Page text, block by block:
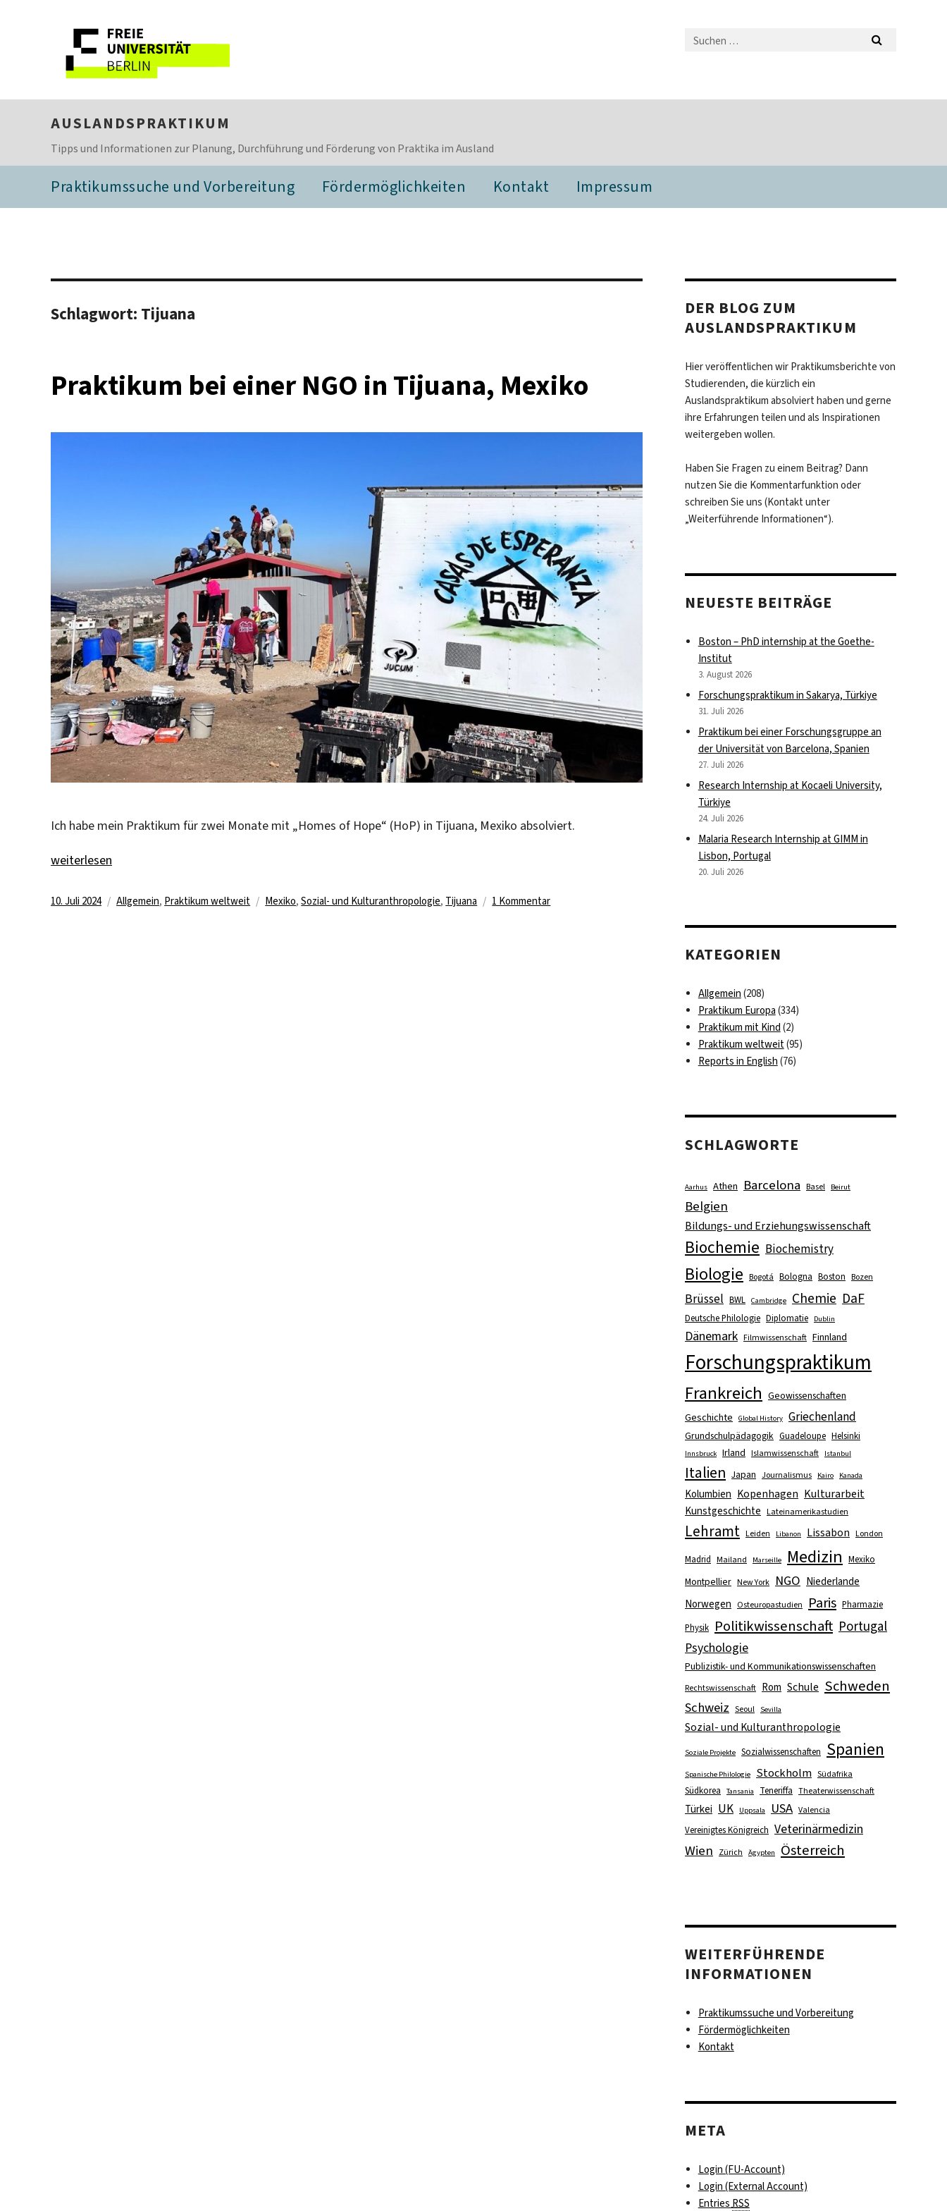
AUSLANDSPRAKTIKUM
Tipps und Informationen zur Planung, Durchführung und Förderung von Praktika im Ausland
Praktikumssuche und Vorbereitung Fördermöglichkeiten Kontakt Impressum
Schlagwort: Tijuana
Praktikum bei einer NGO in Tijuana, Mexiko
Ich habe mein Praktikum für zwei Monate mit „Homes of Hope“ (HoP) in Tijuana, Mexiko absolviert.
„Praktikum bei einer NGO in Tijuana, Mexiko“
weiterlesen
Veröffentlicht
10. Juli 2024 Kategorien
Allgemein, Praktikum weltweit Schlagwörter
Mexiko,Sozial- und Kulturanthropologie, Tijuana 1 Kommentarzu
DER BLOG ZUM
AUSLANDSPRAKTIKUM
Hier veröffentlichen wir Praktikumsberichte von
Studierenden, die kürzlich ein
Auslandspraktikum absolviert haben und gerne
ihre Erfahrungen teilen und als Inspirationen
weitergeben wollen.
Haben Sie Fragen zu einem Beitrag? Dann
nutzen Sie die Kommentarfunktion oder
schreiben Sie uns (Kontakt unter
„Weiterführende Informationen“).
NEUESTE BEITRÄGE
Boston – PhD internship at the Goethe-
Institut
3. August 2026
Forschungspraktikum in Sakarya, Türkiye
31. Juli 2026
Praktikum bei einer Forschungsgruppe an
der Universität von Barcelona, Spanien
27. Juli 2026
Research Internship at Kocaeli University,
Türkiye
24. Juli 2026
Malaria Research Internship at GIMM in
Lisbon, Portugal
20. Juli 2026
KATEGORIEN
Allgemein (208)
Praktikum Europa (334)
Praktikum mit Kind (2)
Praktikum weltweit(95)
Reports in English (76)
SCHLAGWORTE
Aarhus Athen Barcelona Basel Beirut
Belgien
Bildungs- und Erziehungswissenschaft
Biochemie Biochemistry
Biologie Bogotá Bologna Boston Bozen
Brüssel BWL Cambridge Chemie DaF
Deutsche Philologie Diplomatie Dublin
Dänemark Filmwissenschaft Finnland
Forschungspraktikum
Frankreich Geowissenschaften
Geschichte Global History Griechenland
Grundschulpädagogik Guadeloupe Helsinki
Innsbruck Irland Islamwissenschaft Istanbul
Italien Japan Journalismus Kairo Kanada
Kolumbien Kopenhagen Kulturarbeit
Kunstgeschichte Lateinamerikastudien
Lehramt Leiden Libanon Lissabon London
Madrid Mailand Marseille Medizin Mexiko
Montpellier New York NGO Niederlande
Norwegen
Osteuropastudien Paris Pharmazie
Physik Politikwissenschaft Portugal
Psychologie
Publizistik- und Kommunikationswissenschaften
Rechtswissenschaft Rom Schule Schweden
Schweiz Seoul Sevilla
Sozial- und Kulturanthropologie
Soziale Projekte Sozialwissenschaften Spanien
Spanische Philologie Stockholm Südafrika
Südkorea Tansania Teneriffa Theaterwissenschaft
Türkei UK Uppsala USA Valencia
Vereinigtes Königreich Veterinärmedizin
Wien Zürich Ägypten Österreich
WEITERFÜHRENDE
INFORMATIONEN
Praktikumssuche und Vorbereitung
Fördermöglichkeiten
Kontakt
META
Login (FU-Account)
Login (External Account)
EntriesRSS